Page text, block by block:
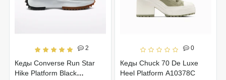
2
Кеды Converse Run Star
Hike Platform Black
0
Кеды Chuck 70 De Luxe
Heel Platform A10378C